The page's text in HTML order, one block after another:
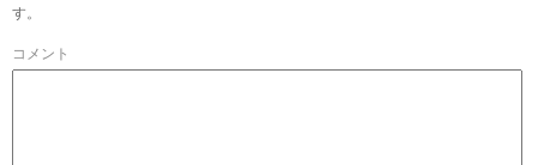
す。
コメント